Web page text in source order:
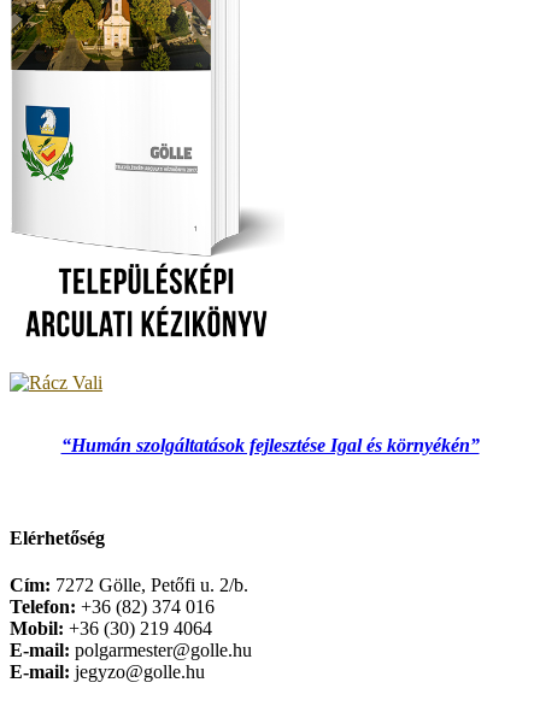
“Humán szolgáltatások fejlesztése Igal és környékén”
Elérhetőség
Cím: 7272 Gölle, Petőfi u. 2/b.
Telefon: +36 (82) 374 016
Mobil: +36 (30) 219 4064
E-mail: polgarmester@golle.hu
E-mail: jegyzo@golle.hu